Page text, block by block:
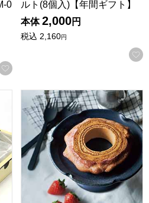
0
お気に入りに登録する
ルト(8個入)【年間ギフト】
本体 2,000円
税込 2,160円
ンシェ 老松 5本入【年間ギフト
ホシフルーツ ハードバウム